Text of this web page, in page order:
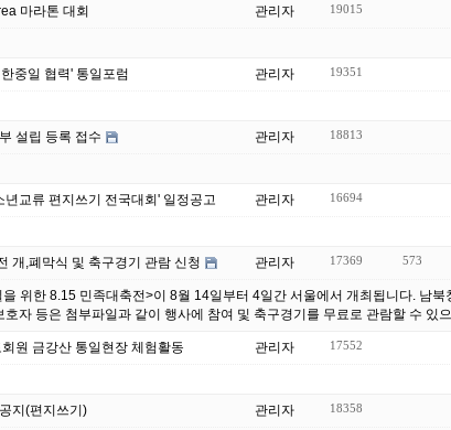
마라톤 대회 관리자 19015
중일 협력' 통일포럼 관리자 19351
설립 등록 접수 관리자 18813
년교류 편지쓰기 전국대회' 일정공고 관리자 16694
개,폐막식 및 축구경기 관람 신청 관리자 17369 573
위한 8.15 민족대축전>이 8월 14일부터 4일간 서울에서 개최됩니다. 남
호자 등은 첨부파일과 같이 행사에 참여 및 축구경기를 무료로 관람할 수 있
원 금강산 통일현장 체험활동 관리자 17552
지(편지쓰기) 관리자 18358